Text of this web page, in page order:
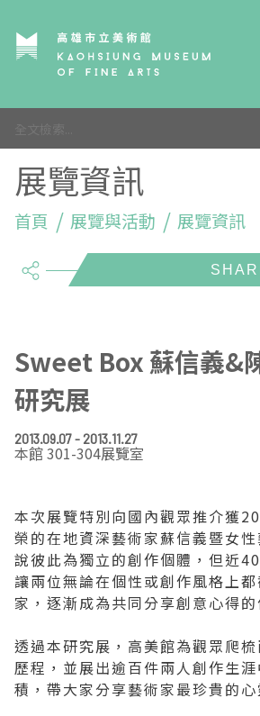
參觀資訊
參觀須知
開館時間
交通資訊
環境介紹
兒童美術館
藝術生態園區
高美館
兒童美術館
無障礙服務專區
藝術之旅
高美書屋
三秌茶屋
Pinkoi 電商平台
展覽與活動
展覽資訊
徵件辦法
典藏與研究
典藏查詢
精選典藏
典藏圖檔申請
研究資源
藝術認證 / 百夜默讀 / 高雄ART青
南島當代記憶工程
研究出版
系列出版
線上學習
藝術閱聽
雄雄藝見你│Podcast
時代之聲│Podcasts
視覺影像資料庫│影音紀錄
藝術認證│高美館館刊
百夜藝術默讀│典藏閱讀
南島當代記憶工程│資料庫
典藏3D手上Run
線上展覽
珍珠—南方視野的女性藝術
流於形式—梁任宏個展(1999-
透景線：實境的疊隱與擴張
民・間
2022高雄獎
2021 TAKAO．台客．南方HUE：
AR/VR體驗
來自大地的祝福— 2019-2020典
感知棲所— 關鍵典藏2019-2020
南方作為相遇之所
感動兔 高美特展
感動虎 高美特展
相遇在南方 - 教/學包
美術資源教室-手作課程
藝術遊戲號
畫想想‧想畫畫
尋寶高雄 - 校園推廣教材
關於我們
高美館
關於高美館/年報
組織職掌
規劃傳承
高美館大事記
兒童美術館
高美之友
美術館會員
合作夥伴
EN
展覽資訊
首頁 展覽與活動 展覽資訊
share
Sweet Box 蘇信義&
研究展
2013.09.07 - 2013.11.27
本館 301-304展覽室
本次展覽特別向國內觀眾推介獲
榮的在地資深藝術家蘇信義暨女
說彼此為獨立的創作個體，但近
讓兩位無論在個性或創作風格上
家，逐漸成為共同分享創意心得的
透過本研究展，高美館為觀眾爬
歷程，並展出逾百件兩人創作生
積，帶大家分享藝術家最珍貴的心